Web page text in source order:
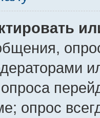
опрос